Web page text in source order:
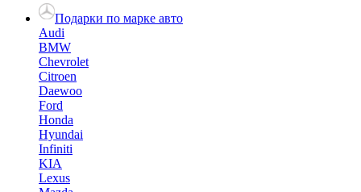
Подарки по марке авто
Audi
BMW
Chevrolet
Citroen
Daewoo
Ford
Honda
Hyundai
Infiniti
KIA
Lexus